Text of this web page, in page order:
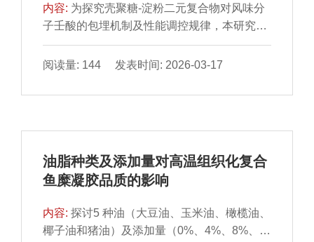
于－4.25 kcal/mol，其中1,1-二甲基乙基-二甲
基苯酚与单胺氧化酶B的结合能最低（－8.00
kcal/mol）。100 ns分子动力学模拟证实，复
合物通过“疏水作用主导、极性作用辅助”机制
与γ-苯基-γ-丁内酯得分最高。本研究构建了四
川晒醋“风味-受体-愉悦”的分子作用网络，为开
发具有情绪调节功能的新型食品提供了理论依
据。
内容: 为探究壳聚糖-淀粉二元复合物对风味分
子壬酸的包埋机制及性能调控规律，本研究系
统考察不同分子质量（50、200、500、1 000
kDa）和质量分数（1%、1.5%、2%）的壳聚
埋稳定性及复合物结构理化特性的影响。对复
量与质量分数可显著调控复合凝胶的质构特
硬度、咀嚼性随壳聚糖质量分数升高而降低，
500 kDa组则呈上升趋势；流变学特性表明，
（G′）和损耗模量（G″），糊化温度的调控效
果依赖于壳聚糖分子质量与添加量的共同作
阅读量: 144 发表时间: 2026-03-17
油脂种类及添加量对高温组织化复合
鱼糜凝胶品质的影响
内容:探讨5 种油（大豆油、玉米油、橄榄油、
椰子油和猪油）及添加量（0%、4%、8%、